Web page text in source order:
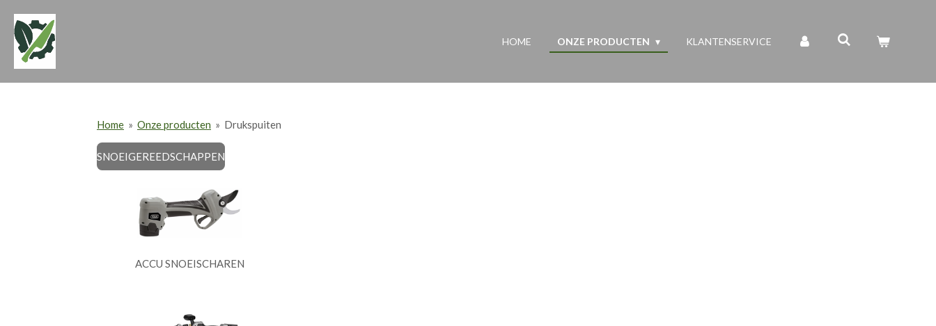
Ga
direct
naar
HOME ONZE PRODUCTEN KLANTENSERVICE
Home » Onze producten » Drukspuiten
SNOEIGEREEDSCHAPPEN
ACCU SNOEISCHAREN